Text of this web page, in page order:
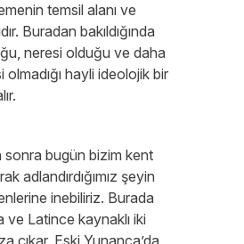
temsil alanı ve
Buradan bakıldığında
neresi olduğu ve daha
olmadığı hayli ideolojik bir
sonra bugün bizim kent
adlandırdığımız şeyin
inebiliriz. Burada
ve Latince kaynaklı iki
çıkar. Eski Yunanca’da